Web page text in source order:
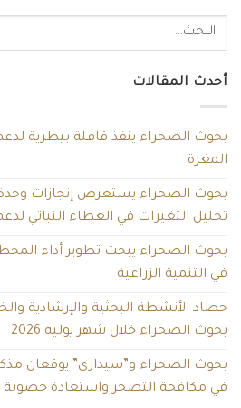
أحدث المقالات
بحوث الصحراء ينفذ قافلة بيطرية
المغرة
بحوث الصحراء يستعرض إنجازات
تحليل التغيرات في الغطاء النباتي
بحوث الصحراء يبحث تطوير أداء
في التنمية الزراعية
حصاد الأنشطة البحثية والإرشادية
بحوث الصحراء خلال شهر يوليه 2026
بحوث الصحراء و”سيدارى” يوقعان
في مكافحة التصحر واستعادة خصوبة